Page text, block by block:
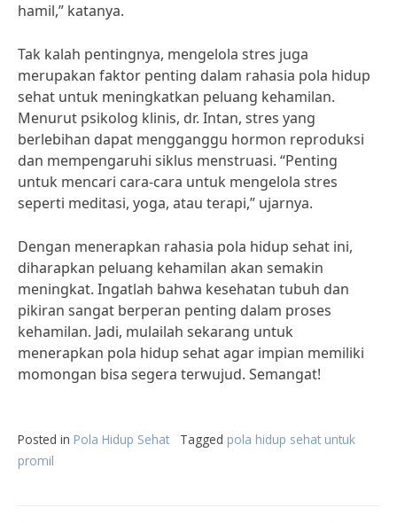
hamil,” katanya.
Tak kalah pentingnya, mengelola stres juga
merupakan faktor penting dalam rahasia pola hidup
sehat untuk meningkatkan peluang kehamilan.
Menurut psikolog klinis, dr. Intan, stres yang
berlebihan dapat mengganggu hormon reproduksi
dan mempengaruhi siklus menstruasi. “Penting
untuk mencari cara-cara untuk mengelola stres
seperti meditasi, yoga, atau terapi,” ujarnya.
Dengan menerapkan rahasia pola hidup sehat ini,
diharapkan peluang kehamilan akan semakin
meningkat. Ingatlah bahwa kesehatan tubuh dan
pikiran sangat berperan penting dalam proses
kehamilan. Jadi, mulailah sekarang untuk
menerapkan pola hidup sehat agar impian memiliki
momongan bisa segera terwujud. Semangat!
Posted in Pola Hidup Sehat Tagged pola hidup sehat untuk
promil